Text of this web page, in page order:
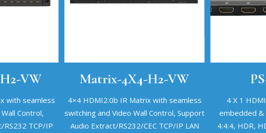
VW
with seamless
Control,
RS232 TCP/IP
Matrix-4X4-H2-VW
4×4 HDMI2.0b IR Matrix with seamless
switching and Video Wall Control, Support
Audio Extract/RS232/CEC TCP/IP LAN
4 X 1
embedded &
4:4:4, HDR,